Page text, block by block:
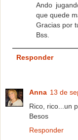
Ando
que quede
Gracias por
Bss.
Responder
Anna 13 de
Rico, rico...un
Besos
Responder